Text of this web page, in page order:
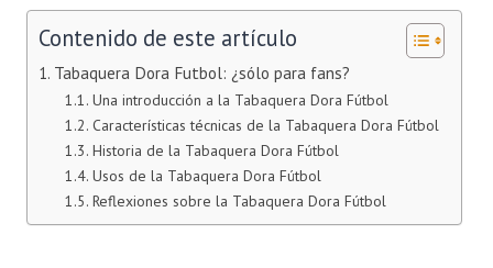
Contenido de este artículo
Tabaquera Dora Futbol: ¿sólo para fans?
Una introducción a la Tabaquera Dora Fútbol
Características técnicas de la Tabaquera Dora Fútbol
Historia de la Tabaquera Dora Fútbol
Usos de la Tabaquera Dora Fútbol
Reflexiones sobre la Tabaquera Dora Fútbol